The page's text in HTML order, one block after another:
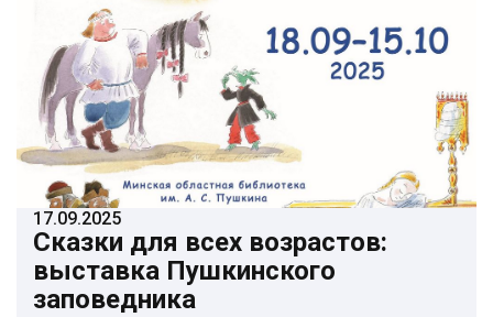
17.09.2025
Сказки для всех возрастов:
выставка Пушкинского
заповедника